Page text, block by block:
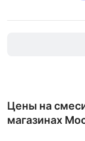
Цены на
магазинах